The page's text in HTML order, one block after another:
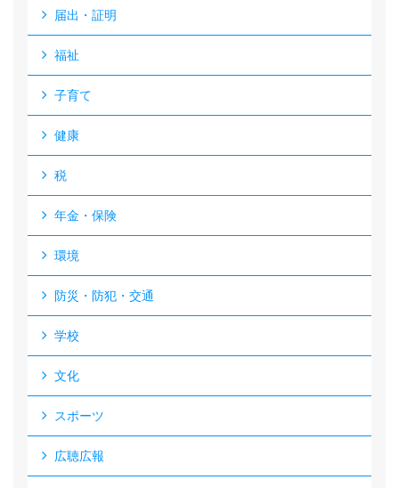
届出・証明
福祉
子育て
健康
税
年金・保険
環境
防災・防犯・交通
学校
文化
スポーツ
広聴広報